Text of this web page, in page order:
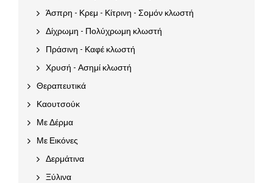
Άσπρη - Κρεμ - Κίτρινη - Σομόν κλωστή
Δίχρωμη - Πολύχρωμη κλωστή
Πράσινη - Καφέ κλωστή
Χρυσή - Ασημί κλωστή
Θεραπευτικά
Καουτσούκ
Με Δέρμα
Με Εικόνες
Δερμάτινα
Ξύλινα